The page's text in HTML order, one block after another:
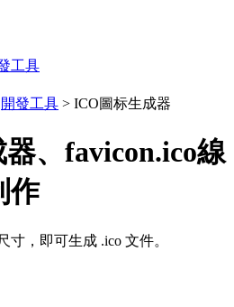
工具
開發工具 > ICO圖标生成器
、favicon.ico線
作
寸，即可生成 .ico 文件。